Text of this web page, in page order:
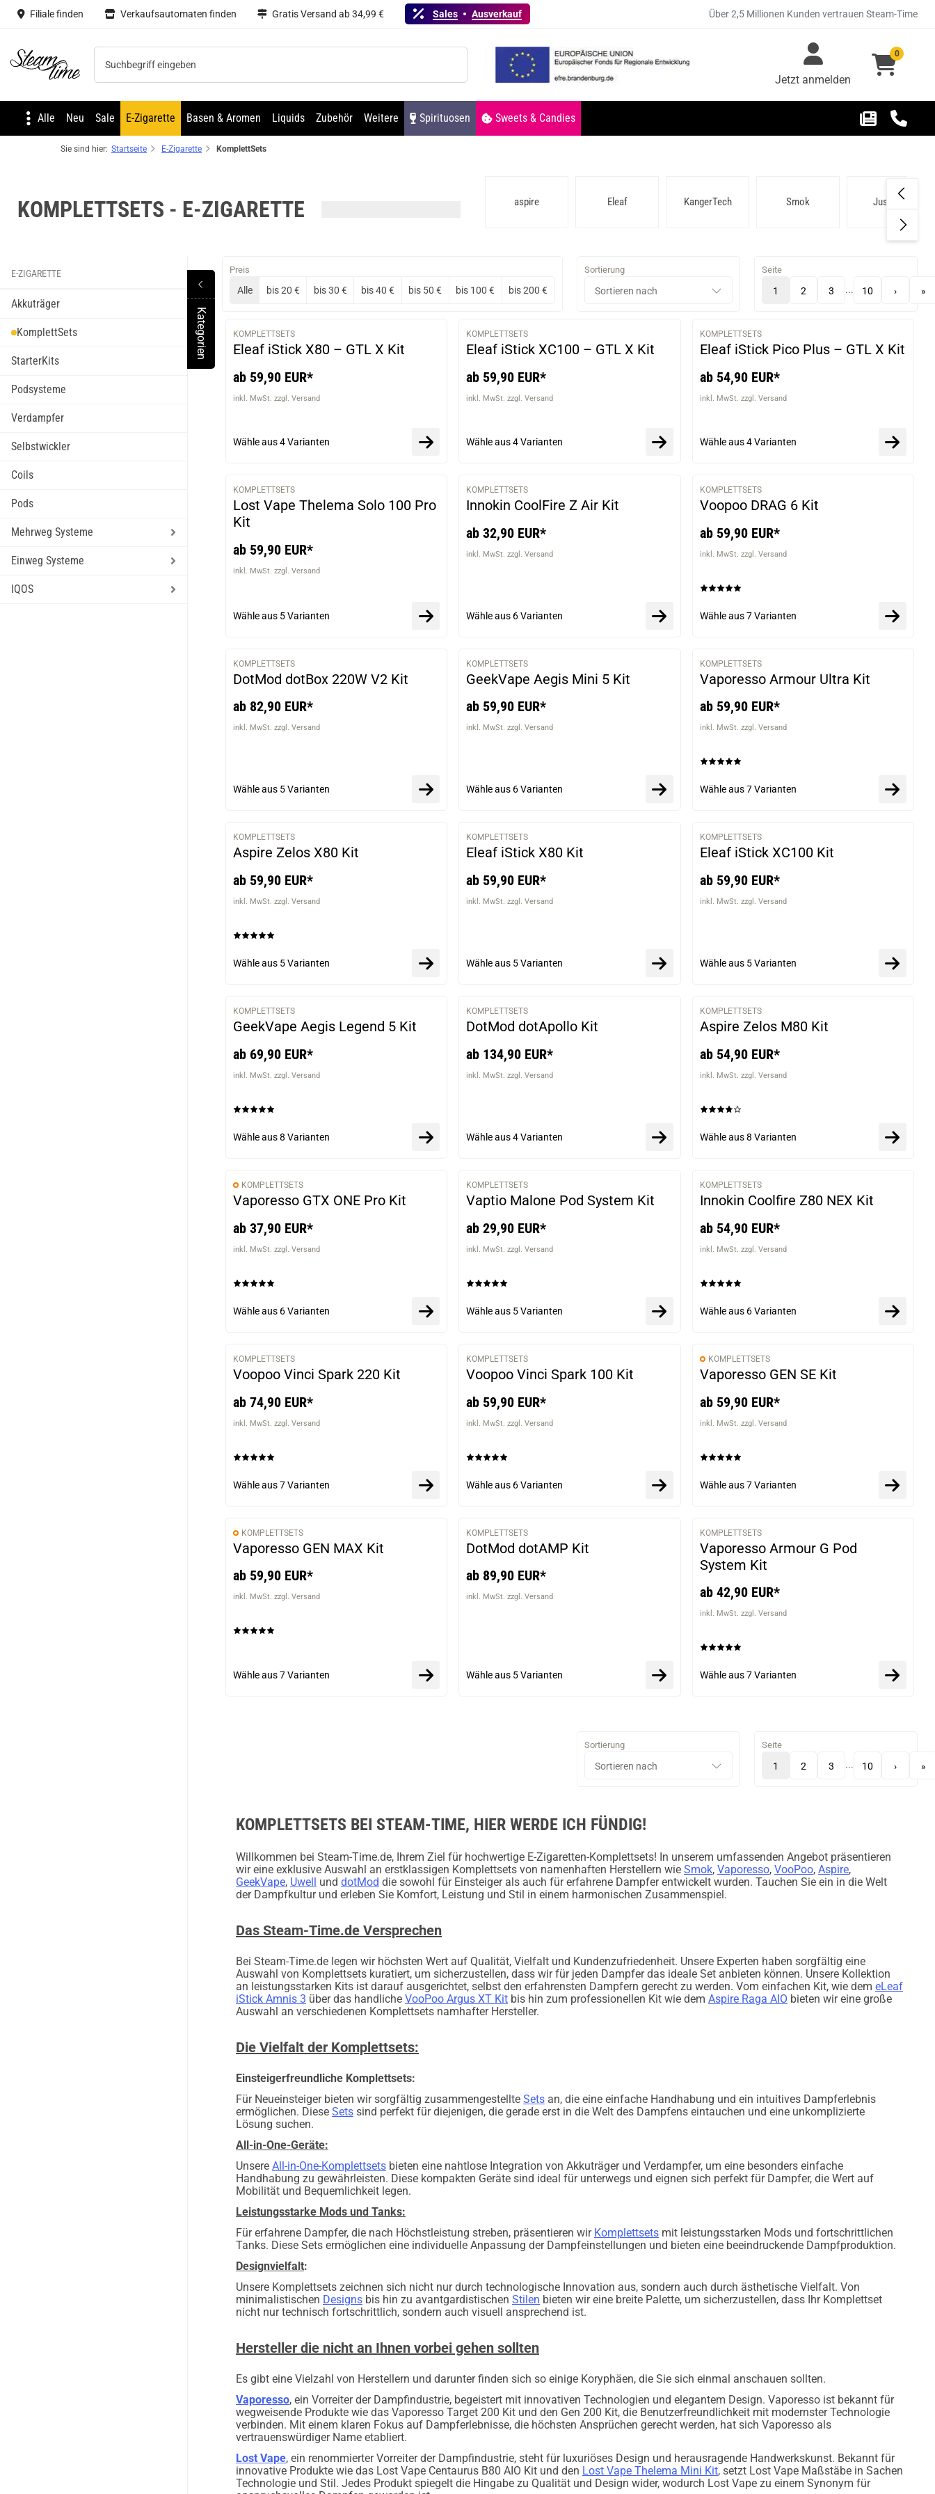
Filiale finden Verkaufsautomaten finden Gratis Versand ab 34,99 € Sales Ausverkauf Über 2,5 Millionen Kunden vertrauen Steam-Time
Steam time Jetzt anmelden
0
Alle Neu Sale E-Zigarette Basen & Aromen Liquids Zubehör Weitere Spirituosen Sweets & Candies
Sie sind hier: Startseite E-Zigarette KomplettSets
KOMPLETTSETS - E-ZIGARETTE
Vaptio OXVA Kizoku aspire Eleaf KangerTech Smok Justfog
KategorienToggle Menu
E-ZIGARETTE
Akkuträger
KomplettSets
StarterKits
Podsysteme
Verdampfer
Selbstwickler
Coils
Pods
Mehrweg Systeme
Einweg Systeme
IQOS
Preis
Alle bis 20 € bis 30 € bis 40 € bis 50 € bis 100 € bis 200 €
Sortierung Seite
1 2 3 ... 10 › »
VARIANTEN
KOMPLETTSETS
Eleaf iStick X80 – GTL X Kit
ab 59,90 EUR*
inkl. MwSt. zzgl. Versand
Wähle aus4 Varianten
VARIANTEN
KOMPLETTSETS
Eleaf iStick XC100 – GTL X Kit
ab 59,90 EUR*
inkl. MwSt. zzgl. Versand
Wähle aus4 Varianten
VARIANTEN
KOMPLETTSETS
Eleaf iStick Pico Plus – GTL X Kit
ab 54,90 EUR*
inkl. MwSt. zzgl. Versand
Wähle aus4 Varianten
KOMPLETTSETS
Lost Vape Thelema Solo 100 Pro
Kit
ab 59,90 EUR*
inkl. MwSt. zzgl. Versand
Wähle aus 5 Varianten
KOMPLETTSETS
Innokin CoolFire Z Air Kit
ab 32,90 EUR*
inkl. MwSt. zzgl. Versand
Wähle aus 6 Varianten
KOMPLETTSETS
Voopoo DRAG 6 Kit
ab 59,90 EUR*
inkl. MwSt. zzgl. Versand
Wähle aus7 Varianten
KOMPLETTSETS
DotMod dotBox 220W V2 Kit
ab 82,90 EUR*
inkl. MwSt. zzgl. Versand
Wähle aus 5 Varianten
KOMPLETTSETS
GeekVape Aegis Mini 5 Kit
ab 59,90 EUR*
inkl. MwSt. zzgl. Versand
Wähle aus 6 Varianten
KOMPLETTSETS
Vaporesso Armour Ultra Kit
ab 59,90 EUR*
inkl. MwSt. zzgl. Versand
Wähle aus7 Varianten
KOMPLETTSETS
Aspire Zelos X80 Kit
ab 59,90 EUR*
inkl. MwSt. zzgl. Versand
Wähle aus 5 Varianten
KOMPLETTSETS
Eleaf iStick X80 Kit
ab 59,90 EUR*
inkl. MwSt. zzgl. Versand
Wähle aus 5 Varianten
KOMPLETTSETS
Eleaf iStick XC100 Kit
ab 59,90 EUR*
inkl. MwSt. zzgl. Versand
Wähle aus 5 Varianten
VARIANTEN
KOMPLETTSETS
GeekVape Aegis Legend 5 Kit
ab 69,90 EUR*
inkl. MwSt. zzgl. Versand
Wähle aus8 Varianten
KOMPLETTSETS
DotMod dotApollo Kit
ab 134,90 EUR*
inkl. MwSt. zzgl. Versand
Wähle aus4 Varianten
KOMPLETTSETS
Aspire Zelos M80 Kit
ab 54,90 EUR*
inkl. MwSt. zzgl. Versand
Wähle aus8 Varianten
VARIANTEN
KOMPLETTSETS
Vaporesso GTX ONE Pro Kit
ab 37,90 EUR*
inkl. MwSt. zzgl. Versand
Wähle aus 6 Varianten
VARIANTEN
KOMPLETTSETS
Vaptio Malone Pod System Kit
ab 29,90 EUR*
inkl. MwSt. zzgl. Versand
Wähle aus 5 Varianten
VARIANTEN
KOMPLETTSETS
Innokin Coolfire Z80 NEX Kit
ab 54,90 EUR*
inkl. MwSt. zzgl. Versand
Wähle aus 6 Varianten
KOMPLETTSETS
Voopoo Vinci Spark 220 Kit
ab 74,90 EUR*
inkl. MwSt. zzgl. Versand
Wähle aus7 Varianten
KOMPLETTSETS
Voopoo Vinci Spark 100 Kit
ab 59,90 EUR*
inkl. MwSt. zzgl. Versand
Wähle aus 6 Varianten
KOMPLETTSETS
Vaporesso GEN SE Kit
ab 59,90 EUR*
inkl. MwSt. zzgl. Versand
Wähle aus7 Varianten
KOMPLETTSETS
Vaporesso GEN MAX Kit
ab 59,90 EUR*
inkl. MwSt. zzgl. Versand
Wähle aus7 Varianten
KOMPLETTSETS
DotMod dotAMP Kit
ab 89,90 EUR*
inkl. MwSt. zzgl. Versand
Wähle aus 5 Varianten
KOMPLETTSETS
Vaporesso Armour G Pod
System Kit
ab 42,90 EUR*
inkl. MwSt. zzgl. Versand
Wähle aus7 Varianten
Sortierung Seite
1 2 3 ... 10 › »
KOMPLETTSETS BEI STEAM-TIME, HIER WERDE ICH FÜNDIG!
Willkommen bei Steam-Time.de, Ihrem Ziel für hochwertige E-Zigaretten-Komplettsets! In unserem umfassenden Angebot präsentieren
wir eine exklusive Auswahl an erstklassigen Komplettsets von namenhaften Herstellern wie Smok, Vaporesso, VooPoo, Aspire,
GeekVape, Uwell und dotMod die sowohl für Einsteiger als auch für erfahrene Dampfer entwickelt wurden. Tauchen Sie ein in die Welt
der Dampfkultur und erleben Sie Komfort, Leistung und Stil in einem harmonischen Zusammenspiel.
Das Steam-Time.de Versprechen
Bei Steam-Time.de legen wir höchsten Wert auf Qualität, Vielfalt und Kundenzufriedenheit. Unsere Experten haben sorgfältig eine
Auswahl von Komplettsets kuratiert, um sicherzustellen, dass wir für jeden Dampfer das ideale Set anbieten können. Unsere Kollektion
an leistungsstarken Kits ist darauf ausgerichtet, selbst den erfahrensten Dampfern gerecht zu werden. Vom einfachen Kit, wie dem eLeaf
iStick Amnis 3 über das handliche VooPoo Argus XT Kit bis hin zum professionellen Kit wie dem Aspire Raga AIO bieten wir eine große
Auswahl an verschiedenen Komplettsets namhafter Hersteller.
Die Vielfalt der Komplettsets:
Einsteigerfreundliche Komplettsets:
Für Neueinsteiger bieten wir sorgfältig zusammengestellte Sets an, die eine einfache Handhabung und ein intuitives Dampferlebnis
ermöglichen. Diese Sets sind perfekt für diejenigen, die gerade erst in die Welt des Dampfens eintauchen und eine unkomplizierte
Lösung suchen.
All-in-One-Geräte:
Unsere All-in-One-Komplettsets bieten eine nahtlose Integration von Akkuträger und Verdampfer, um eine besonders einfache
Handhabung zu gewährleisten. Diese kompakten Geräte sind ideal für unterwegs und eignen sich perfekt für Dampfer, die Wert auf
Mobilität und Bequemlichkeit legen.
Leistungsstarke Mods und Tanks:
Für erfahrene Dampfer, die nach Höchstleistung streben, präsentieren wir Komplettsets mit leistungsstarken Mods und fortschrittlichen
Tanks. Diese Sets ermöglichen eine individuelle Anpassung der Dampfeinstellungen und bieten eine beeindruckende Dampfproduktion.
Designvielfalt:
Unsere Komplettsets zeichnen sich nicht nur durch technologische Innovation aus, sondern auch durch ästhetische Vielfalt. Von
minimalistischen Designs bis hin zu avantgardistischen Stilen bieten wir eine breite Palette, um sicherzustellen, dass Ihr Komplettset
nicht nur technisch fortschrittlich, sondern auch visuell ansprechend ist.
Hersteller die nicht an Ihnen vorbei gehen sollten
Es gibt eine Vielzahl von Herstellern und darunter finden sich so einige Koryphäen, die Sie sich einmal anschauen sollten.
Vaporesso, ein Vorreiter der Dampfindustrie, begeistert mit innovativen Technologien und elegantem Design. Vaporesso ist bekannt für
wegweisende Produkte wie das Vaporesso Target 200 Kit und den Gen 200 Kit, die Benutzerfreundlichkeit mit modernster Technologie
verbinden. Mit einem klaren Fokus auf Dampferlebnisse, die höchsten Ansprüchen gerecht werden, hat sich Vaporesso als
vertrauenswürdiger Name etabliert.
Lost Vape, ein renommierter Vorreiter der Dampfindustrie, steht für luxuriöses Design und herausragende Handwerkskunst. Bekannt für
innovative Produkte wie das Lost Vape Centaurus B80 AIO Kit und den Lost Vape Thelema Mini Kit, setzt Lost Vape Maßstäbe in Sachen
Technologie und Stil. Jedes Produkt spiegelt die Hingabe zu Qualität und Design wider, wodurch Lost Vape zu einem Synonym für